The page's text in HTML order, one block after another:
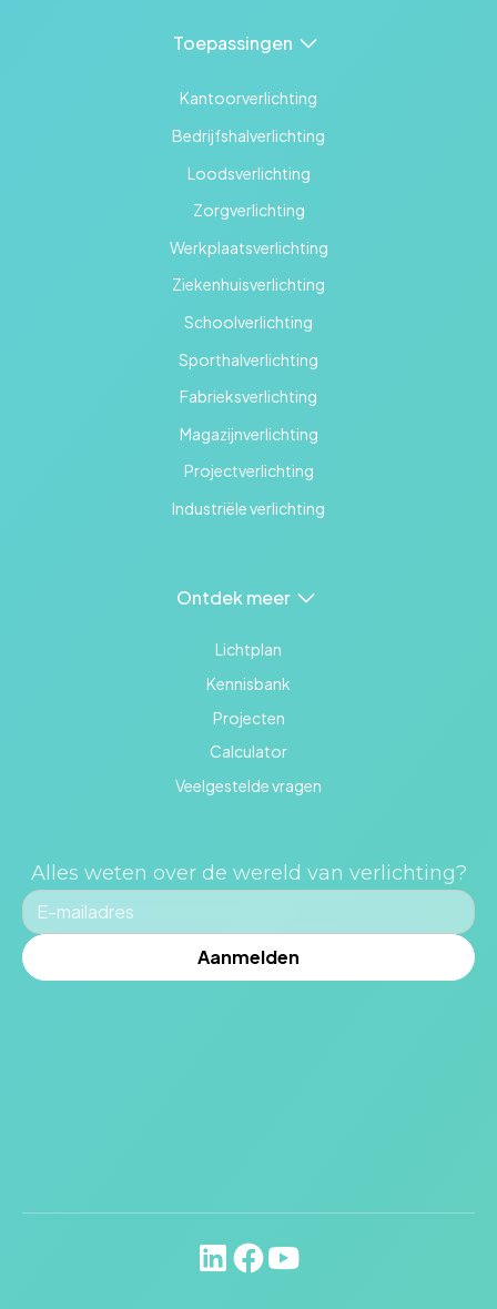
Toepassingen
Kantoorverlichting
Bedrijfshalverlichting
Loodsverlichting
Zorgverlichting
Werkplaatsverlichting
Ziekenhuisverlichting
Schoolverlichting
Sporthalverlichting
Fabrieksverlichting
Magazijnverlichting
Projectverlichting
Industriële verlichting
Ontdek meer
Lichtplan
Kennisbank
Projecten
Calculator
Veelgestelde vragen
Alles weten over de wereld van verlichting?